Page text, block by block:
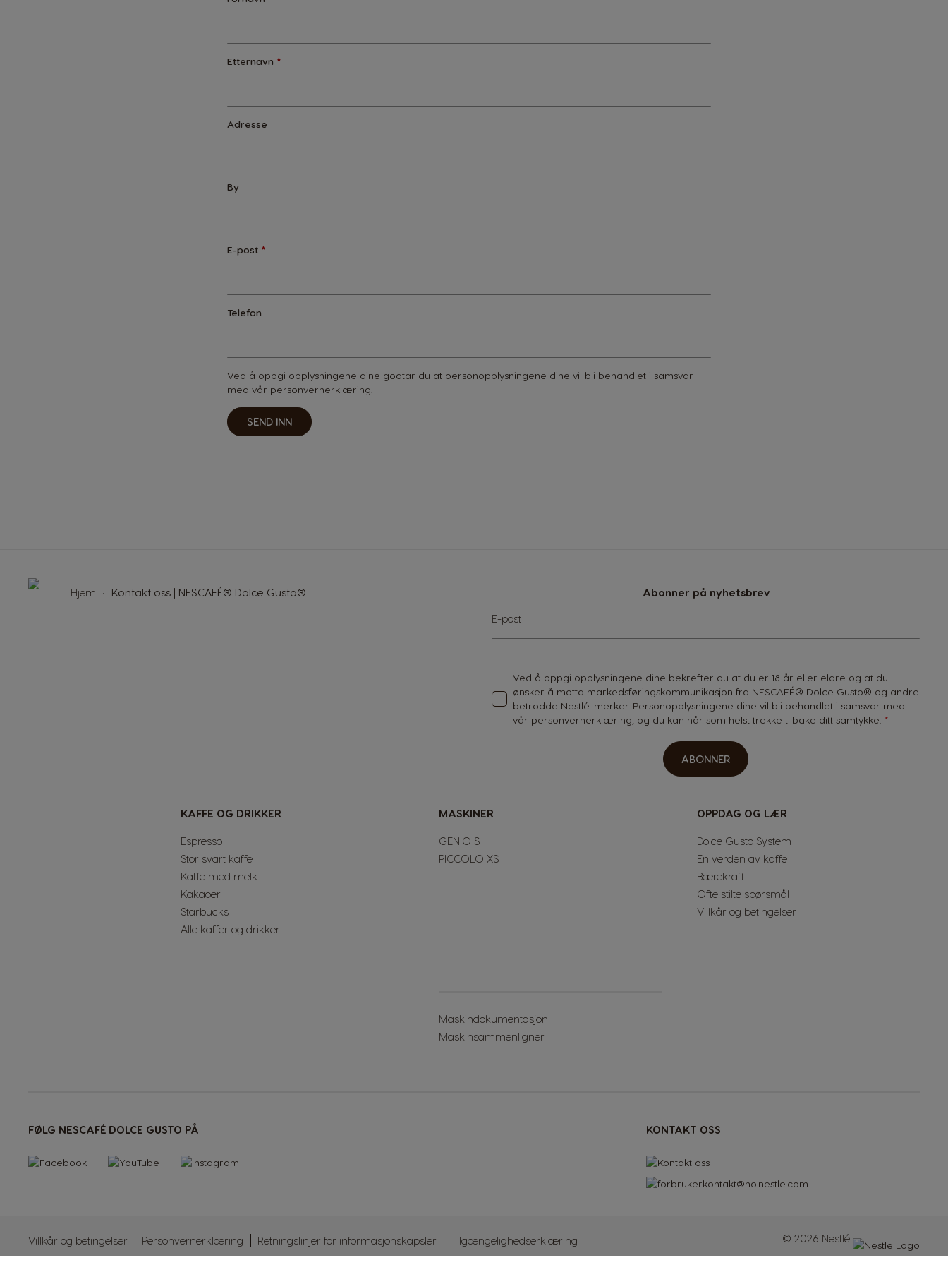
Etternavn *
Adresse
By
E-post *
Telefon
Ved å oppgi opplysningene dine godtar du at personopplysningene dine vil bli behandlet i samsvar
med vår personvernerklæring
SEND INN
Hjem Kontakt oss | NESCAFÉ® Dolce Gusto® Abonner på nyhetsbrev
Sign
Up
for
E-post
Ved å oppgi opplysningene dine bekrefter du at du er 18 år eller eldre og at du
ønsker å motta markedsføringskommunikasjon fra NESCAFÉ® Dolce Gusto® og andre
betrodde Nestlé-merker. Personopplysningene dine vil bli behandlet i samsvar med
vår personvernerklæring , og du kan når som helst trekke tilbake ditt samtykke.
ABONNER
KAFFE OG DRIKKER
Espresso
Stor svart kaffe
Kaffe med melk
Kakaoer
Starbucks
Alle kaffer og drikker
MASKINER
GENIO S
PICCOLO XS
Maskindokumentasjon
Maskinsammenligner
OPPDAG OG LÆR
Dolce Gusto System
En verden av kaffe
Bærekraft
Ofte stilte spørsmål
Villkår og betingelser
FØLG NESCAFÉ DOLCE GUSTO PÅ KONTAKT OSS
Villkår og betingelser Personvernerklæring Retningslinjer for informasjonskapsler Tilgængelighedserklæring © 2026 Nestlé